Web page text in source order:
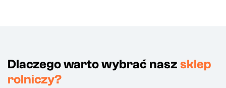
Dlaczego warto wybrać nasz sklep
rolniczy?